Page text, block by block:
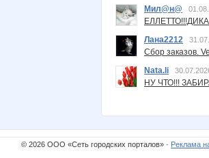
Мил@н@
Лана2212
Сбор заказов.
Nata.li
НУ ЧТО!!!
© 2026 ООО «Сеть городских порталов» · Реклама